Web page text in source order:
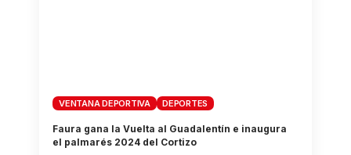
VENTANA DEPORTIVA DEPORTES
Faura gana la Vuelta al Guadalentín e inaugura
el palmarés 2024 del Cortizo